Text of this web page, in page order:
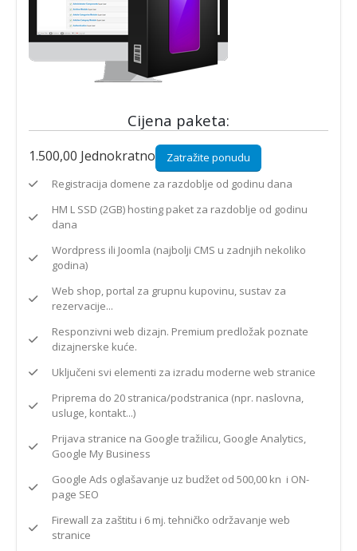
Cijena paketa:
1.500,00 Jednokratno
Zatražite ponudu
Registracija domene za razdoblje od godinu dana
HM L SSD (2GB) hosting paket za razdoblje od godinu
dana
Wordpress ili Joomla (najbolji CMS u zadnjih nekoliko
godina)
Web shop, portal za grupnu kupovinu, sustav za
rezervacije...
Responzivni web dizajn. Premium predložak poznate
dizajnerske kuće.
Uključeni svi elementi za izradu moderne web stranice
Priprema do 20 stranica/podstranica (npr. naslovna,
usluge, kontakt...)
Prijava stranice na Google tražilicu, Google Analytics,
Google My Business
Google Ads oglašavanje uz budžet od 500,00 kn i ON-
page SEO
Firewall za zaštitu i 6 mj. tehničko održavanje web
stranice